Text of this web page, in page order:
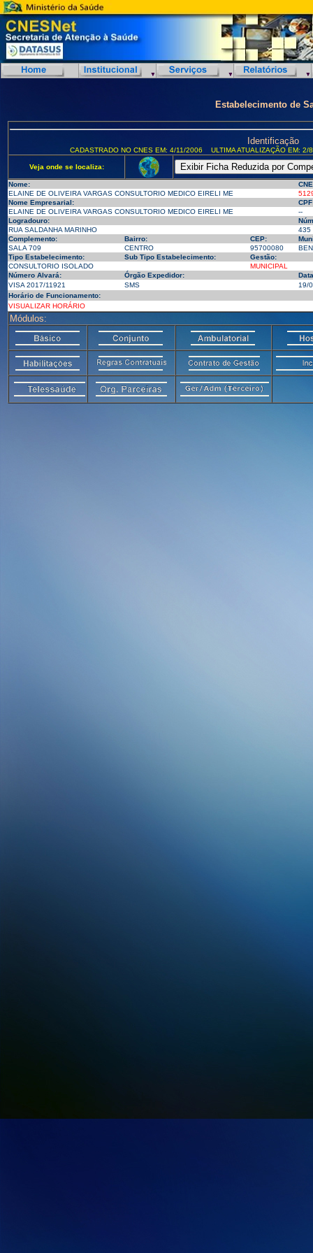
Estabelecimento de
Identificação
CADASTRADO NO CNES EM: 4/11/2006 ULTIMA ATUALIZAÇÃO EM:
Veja onde se localiza:
Nome:
ELAINE DE OLIVEIRA VARGAS CONSULTORIO MEDICO EIRELI ME
Nome Empresarial:
ELAINE DE OLIVEIRA VARGAS CONSULTORIO MEDICO EIRELI ME
--
Logradouro:
RUA SALDANHA MARINHO
435
Complemento:
Bairro: CEP:
SALA 709
CENTRO 95700080
Tipo Estabelecimento:
Sub Tipo Estabelecimento:
Gestão:
CONSULTORIO ISOLADO
MUNICIPAL
Número Alvará:
Órgão Expedidor:
VISA 2017/11921
SMS
19/
Horário de Funcionamento:
VISUALIZAR HORÁRIO
Módulos: